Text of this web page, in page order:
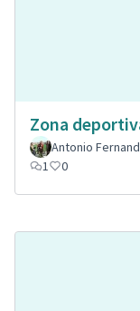
Zona
Antonio
1
0